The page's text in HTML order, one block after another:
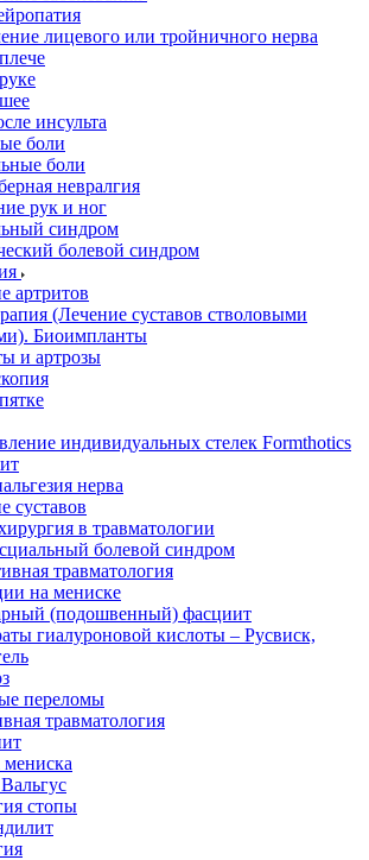
лицевого или тройничного нерва
инсульта
боли
боли
невралгия
рук и ног
синдром
болевой синдром
артритов
(Лечение суставов стволовыми
Биоимпланты
и артрозы
индивидуальных стелек Formthotics
нерва
суставов
в травматологии
болевой синдром
травматология
на мениске
(подошвенный) фасциит
гиалуроновой кислоты – Русвиск,
переломы
травматология
стопы